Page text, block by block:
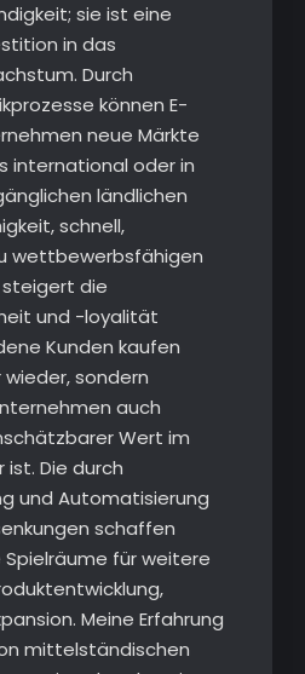
sie ist eine
in das
Durch
können E-
neue Märkte
international oder in
ländlichen
schnell,
wettbewerbsfähigen
steigert die
und -loyalität
Kunden kaufen
sondern
auch
Wert im
Die durch
und Automatisierung
schaffen
für weitere
Meine Erfahrung
mittelständischen